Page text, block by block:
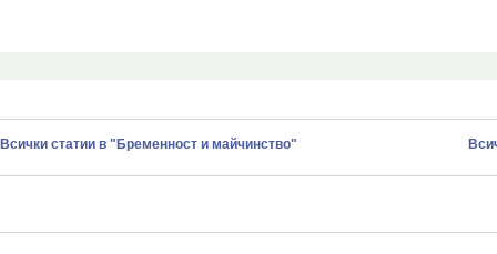
Всички статии в "Бременност и майчинство"